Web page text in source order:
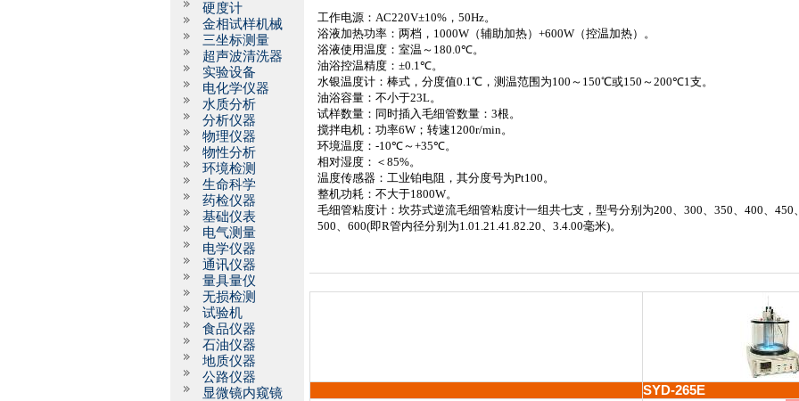
硬度计
金相试样机械
三坐标测量
超声波清洗器
实验设备
电化学仪器
水质分析
分析仪器
物理仪器
物性分析
环境检测
生命科学
药检仪器
基础仪表
电气测量
电学仪器
通讯仪器
量具量仪
无损检测
试验机
食品仪器
石油仪器
地质仪器
公路仪器
显微镜内窥镜
工作电源：AC220V±10% ，50Hz。
浴液加热功率：两档， 1000W （辅助加热）+600W （控温加热）。
浴液使用温度：室温～ 180.0℃。
油浴控温精度：±0.1℃。
水银温度计：棒式，分度值0.1℃ ，测温范围为100 ～ 150℃或150 ～200℃1支。
油浴容量：不小于23L。
试样数量：同时插入毛细管数量：3根。
搅拌电机：功率6W ；转速1200r/min。
环境温度：-10℃～+35℃。
相对湿度：＜85%。
温度传感器：工业铂电阻，其分度号为Pt100。
整机功耗：不大于1800W。
毛细管粘度计：坎芬式逆流毛细管粘度计一组共七支，型号分别为200、300、350、400、450、
500、600(即R管内径分别为1.01.21.41.82.20、3.4.00毫米)。
SYD-265E